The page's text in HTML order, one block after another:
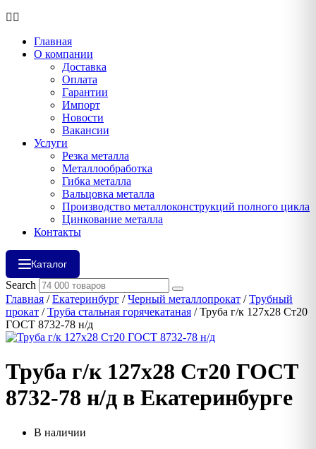
Главная
О компании
Доставка
Оплата
Гарантии
Импорт
Новости
Вакансии
Услуги
Резка металла
Металлообработка
Гибка металла
Вальцовка металла
Производство металлоконструкций полного цикла
Цинкование металла
Контакты
Каталог
Search
Главная /Екатеринбург /Черный металлопрокат /Трубный
прокат /Труба стальная горячекатаная / Труба г/к 127х28 Ст20
ГОСТ 8732-78 н/д
Труба г/к 127х28 Ст20 ГОСТ
8732-78 н/д в Екатеринбурге
В наличии